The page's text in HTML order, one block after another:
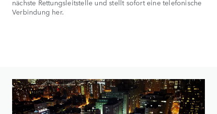
nächste Rettungsleitstelle und stellt sofort eine telefonische
Verbindung her.